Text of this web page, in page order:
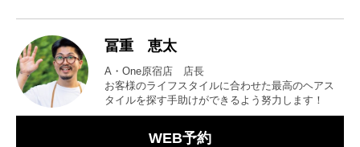
冨重 恵太
A・One原宿店 店長
お客様のライフスタイルに合わせた最高のヘアス
タイルを探す手助けができるよう努力します！
WEB予約